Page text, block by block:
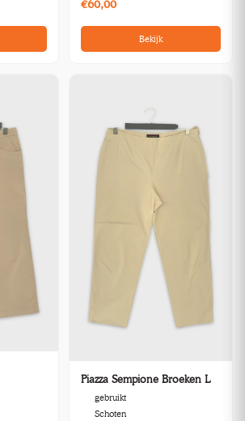
€60,00
Bekijk
Piazza Sempione Broeken L
gebruikt
Schoten